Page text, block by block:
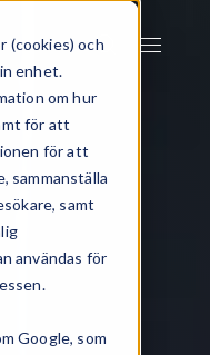
(cookies) och
enhet.
om hur
för att
för att
sammanställa
samt
användas för
Google, som